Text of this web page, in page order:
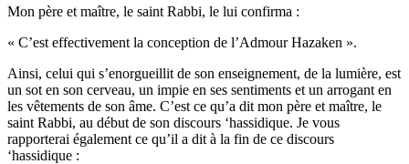
Mon père et maître, le saint Rabbi, le lui confirma :
« C’est effectivement la conception de l’Admour Hazaken ».
Ainsi, celui qui s’enorgueillit de son enseignement, de la lumière, est
un sot en son cerveau, un impie en ses sentiments et un arrogant en
les vêtements de son âme. C’est ce qu’a dit mon père et maître, le
saint Rabbi, au début de son discours ‘hassidique. Je vous
rapporterai également ce qu’il a dit à la fin de ce discours
‘hassidique :